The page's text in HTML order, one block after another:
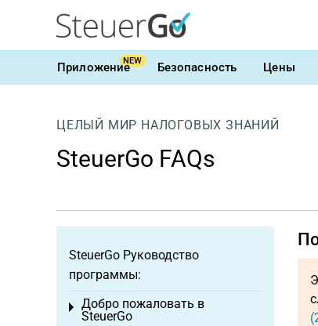
ПриложениеNEW Безопасность Цены
ЦЕЛЫЙ МИР НАЛОГОВЫХ ЗНАНИЙ
SteuerGo FAQs
SteuerGo Руководство
программы:
Добро пожаловать в
SteuerGo
Toggle menu